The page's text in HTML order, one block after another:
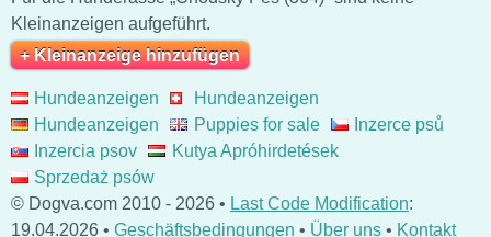
Kleinanzeigen aufgeführt.
+ Kleinanzeige hinzufügen
Hundeanzeigen
Hundeanzeigen
Hundeanzeigen
Puppies for sale
Inzerce psů
Inzercia psov
Kutya Apróhirdetések
Sprzedaż psów
© Dogva.com 2010 - 2026 • Last Code Modification:
19.04.2026 • Geschäftsbedingungen • Über uns • Kontakt